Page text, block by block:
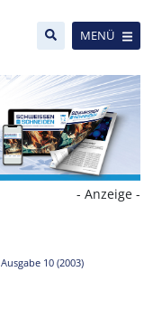
MENÜ
- Anzeige -
Ausgabe 10 (2003)